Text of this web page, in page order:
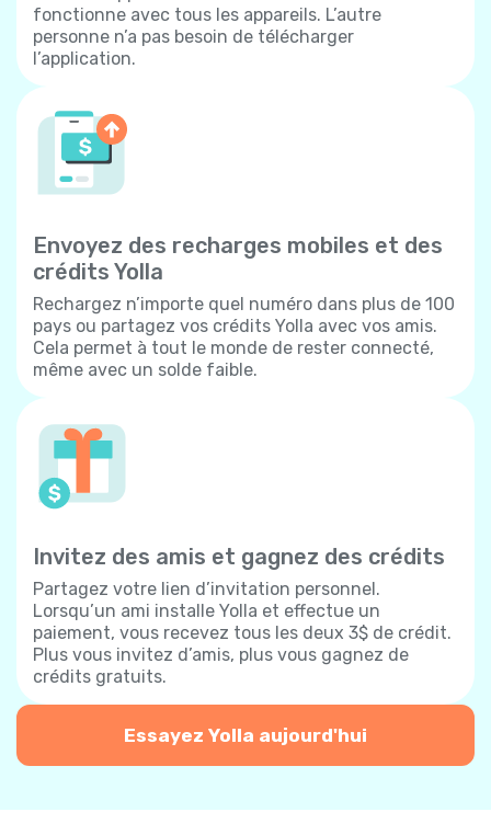
fonctionne avec tous les appareils. L’autre
personne n’a pas besoin de télécharger
l’application.
Envoyez des recharges mobiles et des
crédits Yolla
Rechargez n’importe quel numéro dans plus de 100
pays ou partagez vos crédits Yolla avec vos amis.
Cela permet à tout le monde de rester connecté,
même avec un solde faible.
Invitez des amis et gagnez des crédits
Partagez votre lien d’invitation personnel.
Lorsqu’un ami installe Yolla et effectue un
paiement, vous recevez tous les deux 3$ de crédit.
Plus vous invitez d’amis, plus vous gagnez de
crédits gratuits.
Essayez Yolla aujourd'hui